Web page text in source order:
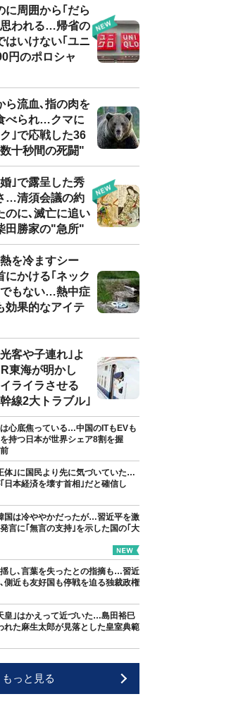
に周囲から｢だら
思われる…帰省の
はいけない｢ユニ
円のポロシャ
ら流血､指の肉を
べられ…クマに
｣で応戦した36
十秒間の死闘"
｣で露呈した秀
…清須会議の約
のに､滅亡に追い
田勝家の"急所"
を冷ますシー
にかける｢ネック
もない…熱中症
効果的なアイテ
客や子連れ｣よ
東海が明かし
ライラさせる
線2大トラブル｣
心底焦っている…中国のITもEVも
持つ日本が世界シェア8割を握
体｣に国民より先に気づいていた…
日本経済を壊す首相｣だと確信し
国は冷ややかだったが…習近平を激
言に｢無言の支持｣を示した国の｢大
し､言葉を失ったとの指摘も…習近
側近も友好国も停戦を迫る独裁政権
皇｣はかえって近づいた…島田裕巳
れた麻生太郎が見落とした皇室典範
もっと見る